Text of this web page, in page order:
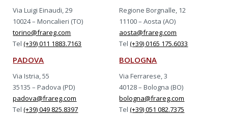
Via Luigi Einaudi, 29
10024 – Moncalieri (TO)
torino@frareg.com
Tel(+39) 011 1883.7163
Regione Borgnalle, 12
11100 – Aosta (AO)
aosta@frareg.com
Tel(+39) 0165 175.6033
PADOVA
Via Istria, 55
35135 – Padova (PD)
padova@frareg.com
Tel(+39) 049 825.8397
BOLOGNA
Via Ferrarese, 3
40128 – Bologna (BO)
bologna@frareg.com
Tel(+39) 051 082.7375